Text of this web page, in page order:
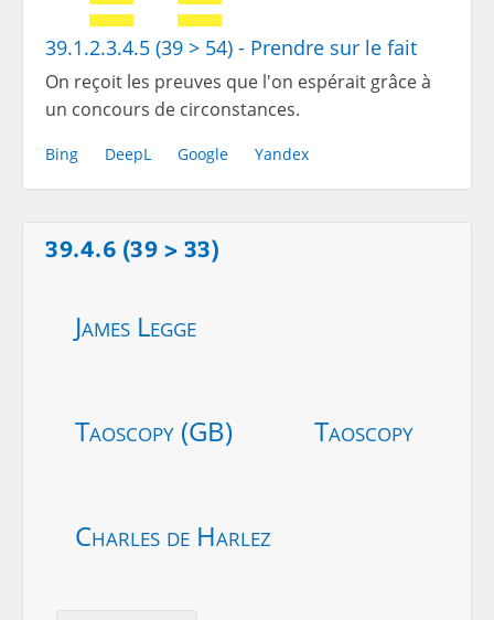
39.1.2.3.4.5 (39 > 54) - Prendre sur le fait
On reçoit les preuves que l'on espérait grâce à
un concours de circonstances.
Bing DeepL Google Yandex
39.4.6 (39 > 33)
James Legge
Taoscopy (GB) Taoscopy
Charles de Harlez